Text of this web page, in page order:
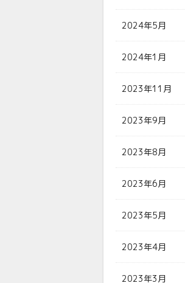
2024年5月
2024年1月
2023年11月
2023年9月
2023年8月
2023年6月
2023年5月
2023年4月
2023年3月